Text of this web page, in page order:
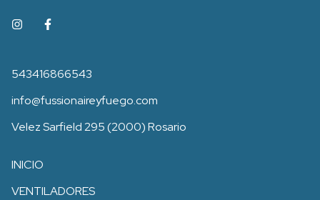
543416866543
info@fussionaireyfuego.com
Velez Sarfield 295 (2000) Rosario
INICIO
VENTILADORES